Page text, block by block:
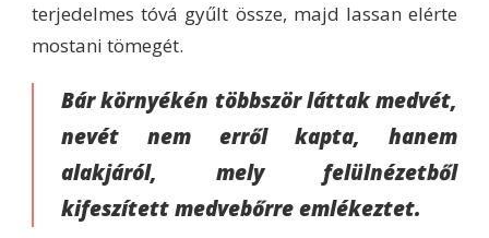
terjedelmes tóvá gyűlt össze, majd lassan elérte
mostani tömegét.
Bár környékén többször láttak medvét,
nevét nem erről kapta, hanem
alakjáról, mely felülnézetből
kifeszített medvebőrre emlékeztet.